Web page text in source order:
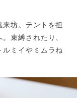
坊。テントを担
束縛されたり、
ミイやミムラね